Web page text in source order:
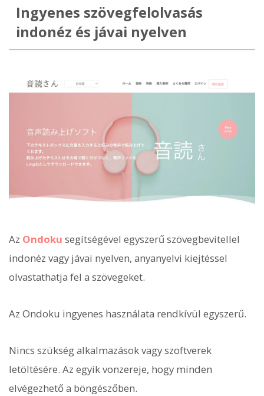
Ingyenes szövegfelolvasás
indonéz és jávai nyelven
Az Ondoku segítségével egyszerű szövegbevitellel
indonéz vagy jávai nyelven, anyanyelvi kiejtéssel
olvastathatja fel a szövegeket.
Az Ondoku ingyenes használata rendkívül egyszerű.
Nincs szükség alkalmazások vagy szoftverek
letöltésére. Az egyik vonzereje, hogy minden
elvégezhető a böngészőben.